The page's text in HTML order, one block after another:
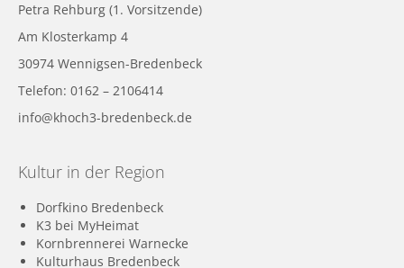
Petra Rehburg (1. Vorsitzende)
Am Klosterkamp 4
30974 Wennigsen-Bredenbeck
Telefon: 0162 – 2106414
info@khoch3-bredenbeck.de
Kultur in der Region
Dorfkino Bredenbeck
K3 bei MyHeimat
Kornbrennerei Warnecke
Kulturhaus Bredenbeck